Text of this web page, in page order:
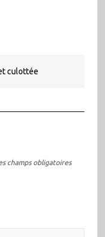
culottée
champs obligatoires